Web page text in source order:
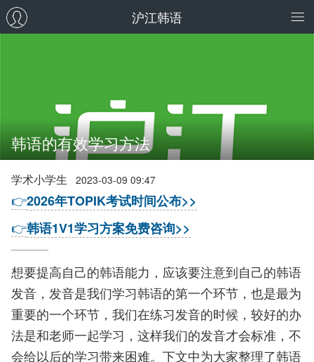
沪江韩语
韩语的有效学习方法
学术小学生 2023-03-09 09:47
👉2026年TOPIK考试时间公布>>
👉韩语1V1学习方案免费咨询>>
想要提高自己的韩语能力，应该要注意到自己的韩语
发音，发音是我们学习韩语的第一个环节，也是最为
重要的一个环节，我们在练习发音的时候，较好的办
法是和老师一起学习，这样我们的发音才会标准，不
会给以后的学习带来困难。下文中为大家整理了韩语